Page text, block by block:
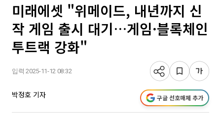
미래에셋 "위메이드, 내년까지 신
작 게임 출시 대기…게임·블록체인
투트랙 강화"
입력 2025-11-12 08:32
박정호 기자 구글 선호매체 추가